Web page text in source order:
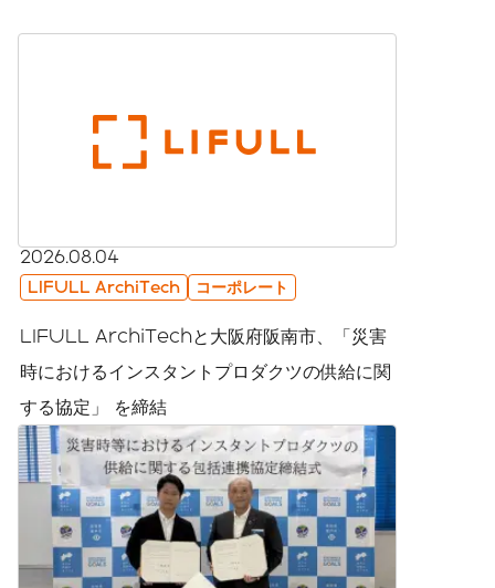
2026.08.04
LIFULL ArchiTech コーポレート
LIFULL ArchiTechと大阪府阪南市、「災害
時におけるインスタントプロダクツの供給に関
する協定」 を締結